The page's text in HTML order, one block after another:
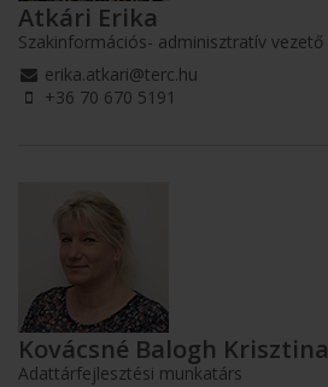
Atkári Erika
Szakinformációs- adminisztratív vezető
erika.atkari@terc.hu
+36 70 670 5191
Kovácsné Balogh Krisztina
Adattárfejlesztési munkatárs